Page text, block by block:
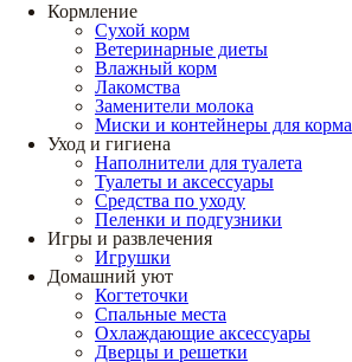
Кормление
Сухой корм
Ветеринарные диеты
Влажный корм
Лакомства
Заменители молока
Миски и контейнеры для корма
Уход и гигиена
Наполнители для туалета
Туалеты и аксессуары
Средства по уходу
Пеленки и подгузники
Игры и развлечения
Игрушки
Домашний уют
Когтеточки
Спальные места
Охлаждающие аксессуары
Дверцы и решетки